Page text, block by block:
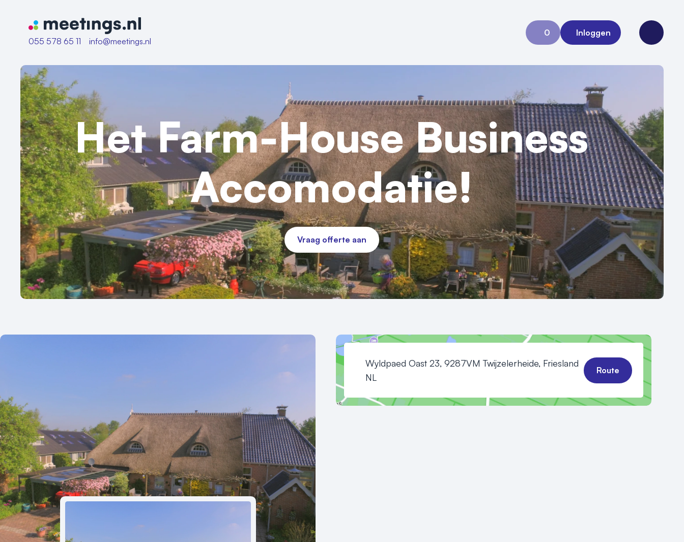
Naar home van Meetings
055 578 65 11
info@meetings.nl
0
Aanvraag 0
Inloggen
Open
Het Farm-House Business
Accomodatie!
Vraag offerte aan
Wyldpaed Oast 23, 9287VM Twijzelerheide, Friesland
NL
Route